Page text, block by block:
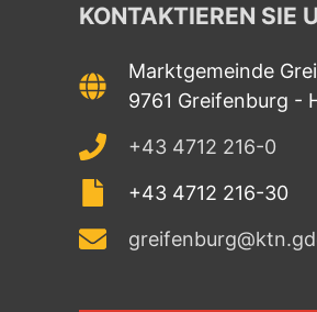
KONTAKTIEREN SIE
Marktgemeinde
9761 Greifenburg -
+43 4712 216-0
+43 4712 216-30